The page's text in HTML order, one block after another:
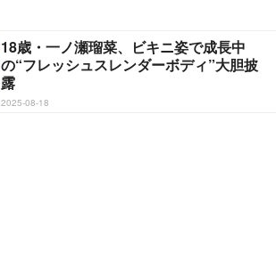
18歳・一ノ瀬瑠菜、ビキニ姿で成長中
の“フレッシュスレンダーボディ”大胆披
露
2025-08-18